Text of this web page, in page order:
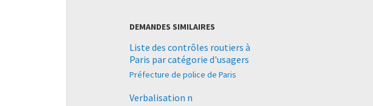
DEMANDES SIMILAIRES
Liste des contrôles routiers à
Paris par catégorie d'usagers
Préfecture de police de Paris
Verbalisation n